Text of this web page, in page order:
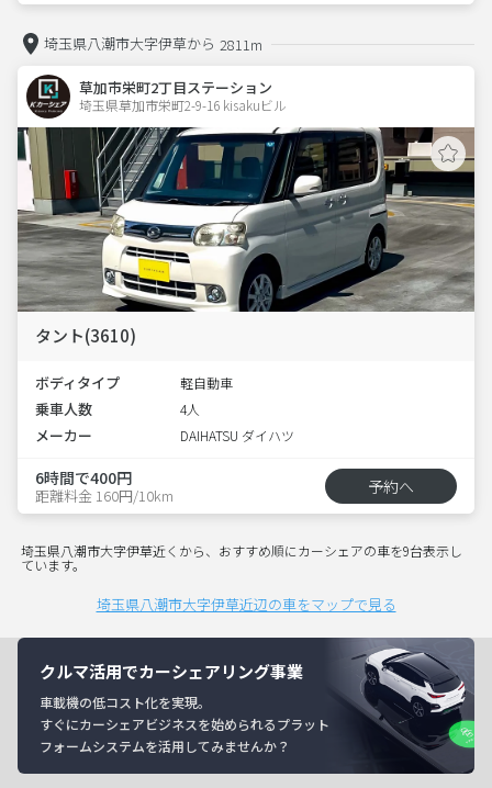
埼玉県八潮市大字伊草から 2811m
草加市栄町2丁目ステーション
埼玉県草加市栄町2-9-16 kisakuビル
タント(3610)
ボディタイプ 軽自動車
乗車人数 4人
メーカー DAIHATSU ダイハツ
6時間で400円
距離料金 160円/10km 予約へ
埼玉県八潮市大字伊草近くから、おすすめ順にカーシェアの車を9台表示し
ています。
埼玉県八潮市大字伊草近辺の車をマップで見る
クルマ活用でカーシェアリング事業
車載機の低コスト化を実現。
すぐにカーシェアビジネスを始められるプラット
フォームシステムを活用してみませんか？